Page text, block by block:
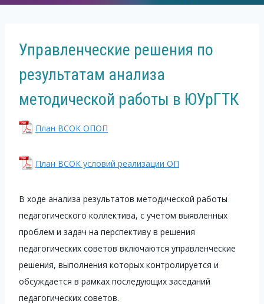
Управленческие решения по
результатам анализа
методической работы в ЮУрГТК
План ВСОК ОПОП
План ВСОК условий реализации ОП
В ходе анализа результатов методической работы
педагогического коллектива, с учетом выявленных
проблем и задач на перспективу в решения
педагогических советов включаются управленческие
решения, выполнения которых контролируется и
обсуждается в рамках последующих заседаний
педагогических советов.